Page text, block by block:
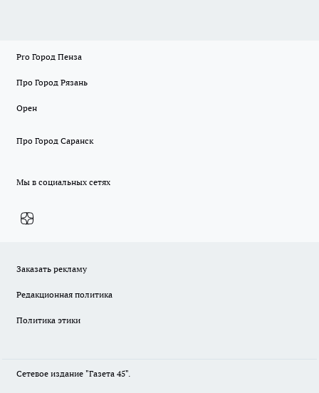
Pro Город Пенза
Про Город Рязань
Орен
Про Город Саранск
Мы в социальных сетях
Заказать рекламу
Редакционная политика
Политика этики
Сетевое издание "Газета 45".